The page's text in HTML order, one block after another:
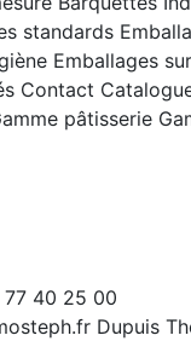
standards
Emballages
Contact
pâtisserie
40 25 00
Dupuis